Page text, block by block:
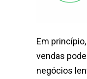
Em
vendas
negócios